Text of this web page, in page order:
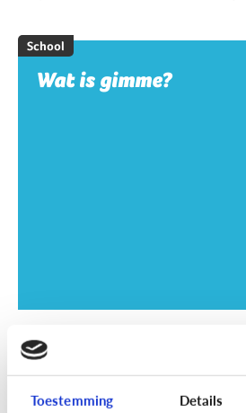
Toestemming Details
School
Wat is gimme?
School
SOS examentijd! 5
online afleiding